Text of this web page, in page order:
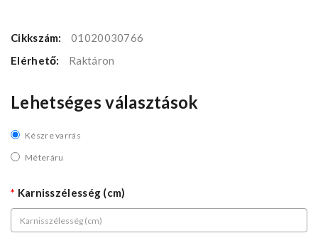
Cikkszám:
01020030766
Elérhető:
Raktáron
Lehetséges választások
Készre varrás
Méteráru
Karnisszélesség (cm)